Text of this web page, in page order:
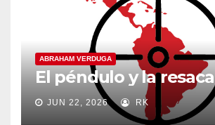
ABRAHAM VERDUGA
El péndulo y la resaca
JUN 22, 2026 RK